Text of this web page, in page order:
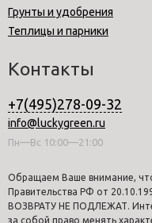
Грунты и удобрения
Теплицы и парники
Контакты
+7(495)278-09-32
info@luckygreen.ru
Пн—Вс 10:00—21:00
Обращаем Ваше внимание,
Правительства РФ от
ВОЗВРАТУ НЕ ПОДЛЕЖАТ.
за собой право менять